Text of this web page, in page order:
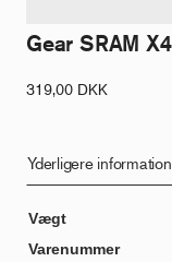
Gear SRAM
319,00 DKK
Yderligere information
Vægt
Varenummer